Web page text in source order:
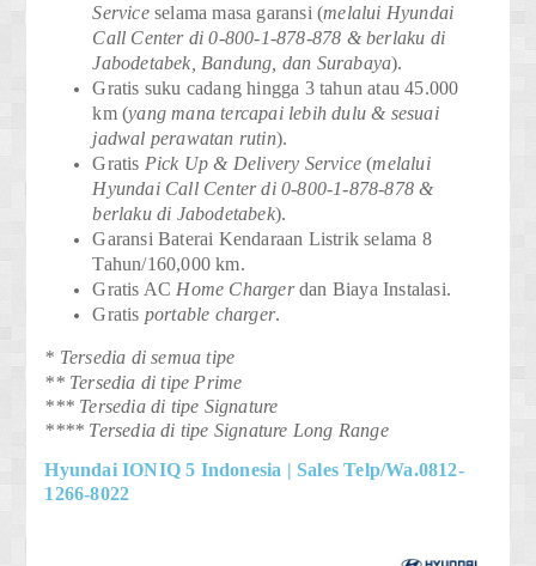
Serviceselama masa garansi (melalui Hyundai
Call Center di 0-800-1-878-878 & berlaku di
Jabodetabek, Bandung, dan Surabaya).
Gratis suku cadang hingga 3 tahun atau 45.000
km(yang mana tercapai lebih dulu & sesuai
jadwal perawatan rutin).
Gratis Pick Up & Delivery Service (melalui
Hyundai Call Center di 0-800-1-878-878 &
berlaku di Jabodetabek).
Garansi Baterai Kendaraan Listrik selama 8
Tahun/160,000 km.
Gratis AC Home Chargerdan Biaya Instalasi.
Gratis portable charger.
* Tersedia di semua tipe
** Tersedia di tipe Prime
*** Tersedia di tipe Signature
**** Tersedia di tipe Signature Long Range
Hyundai IONIQ 5 Indonesia | Sales Telp/Wa.0812-
1266-8022